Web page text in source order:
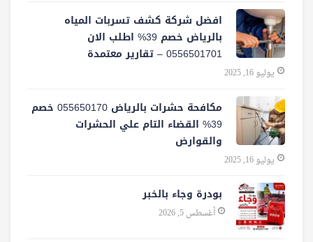
افضل شركة كشف تسربات المياه
بالرياض خصم 39% اطلب الان
0556501701‬‏ – تقارير معتمدة
يوليو 16, 2025
مكافحة حشرات بالرياض 055650170 خصم
39% القضاء التام علي الحشرات
والقوارض
يوليو 16, 2025
بودرة وجاء بالخبر
أغسطس 5, 2026